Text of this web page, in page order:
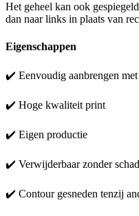
Het geheel kan ook
dan naar links in plaats van
Eigenschappen
✔️ Eenvoudig aanbrengen
✔️ Hoge kwaliteit print
✔️ Eigen productie
✔️ Verwijderbaar zonder
✔️ Contour gesneden tenzij